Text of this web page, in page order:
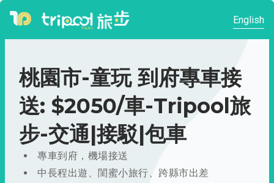
English
桃園市-童玩 到府專車接
送: $2050/車-Tripool旅
步-交通|接駁|包車
專車到府，機場接送
中長程出遊、閨蜜小旅行、跨縣市出差